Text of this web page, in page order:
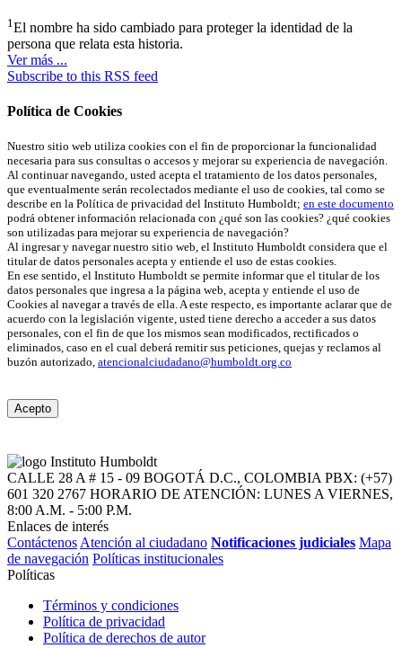
1 El nombre ha sido cambiado para proteger la identidad de la
persona que relata esta historia.
Ver más ...
Subscribe to this RSS feed
Política de Cookies
Nuestro sitio web utiliza cookies con el fin de proporcionar la funcionalidad
necesaria para sus consultas o accesos y mejorar su experiencia de navegación.
Al continuar navegando, usted acepta el tratamiento de los datos personales,
que eventualmente serán recolectados mediante el uso de cookies, tal como se
describe en la Política de privacidad del Instituto Humboldt; en este documento
podrá obtener información relacionada con ¿qué son las cookies? ¿qué cookies
son utilizadas para mejorar su experiencia de navegación?
Al ingresar y navegar nuestro sitio web, el Instituto Humboldt considera que el
titular de datos personales acepta y entiende el uso de estas cookies.
En ese sentido, el Instituto Humboldt se permite informar que el titular de los
datos personales que ingresa a la página web, acepta y entiende el uso de
Cookies al navegar a través de ella. A este respecto, es importante aclarar que de
acuerdo con la legislación vigente, usted tiene derecho a acceder a sus datos
personales, con el fin de que los mismos sean modificados, rectificados o
eliminados, caso en el cual deberá remitir sus peticiones, quejas y reclamos al
buzón autorizado, atencionalciudadano@humboldt.org.co
Acepto
CALLE 28 A # 15 - 09 BOGOTÁ D.C., COLOMBIA PBX: (+57)
601 320 2767 HORARIO DE ATENCIÓN: LUNES A VIERNES,
8:00 A.M. - 5:00 P.M.
Enlaces de interés
Contáctenos Atención al ciudadano Notificaciones judiciales Mapa
de navegación Políticas institucionales
Políticas
Términos y condiciones
Política de privacidad
Política de derechos de autor